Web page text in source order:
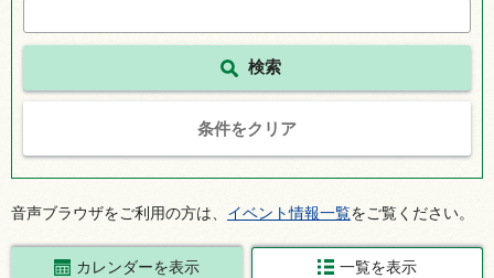
条件をクリア
音声ブラウザをご利用の方は、 イベント情報一覧をご覧ください。
カレンダーを表示 一覧を表示